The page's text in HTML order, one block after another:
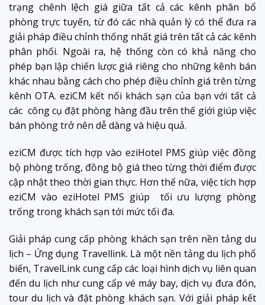
trạng chênh lệch giá giữa tất cả các kênh phân bổ
phòng trực tuyến, từ đó các nhà quản lý có thể đưa ra
giải pháp điều chỉnh thống nhất giá trên tất cả các kênh
phân phối. Ngoài ra, hệ thống còn có khả năng cho
phép bạn lập chiến lược giá riêng cho những kênh bán
khác nhau bằng cách cho phép điều chỉnh giá trên từng
kênh OTA. eziCM kết nối khách sạn của bạn với tất cả
các công cụ đặt phòng hàng đầu trên thế giới giúp việc
bán phòng trở nên dễ dàng và hiệu quả.
eziCM được tích hợp vào eziHotel PMS giúp việc đồng
bộ phòng trống, đồng bộ giá theo từng thời điểm được
cập nhật theo thời gian thực. Hơn thế nữa, việc tích hợp
eziCM vào eziHotel PMS giúp tối ưu lượng phòng
trống trong khách sạn tới mức tối đa.
Giải pháp cung cấp phòng khách sạn trên nền tảng du
lịch – Ứng dụng Travellink. Là một nền tảng du lịch phổ
biến, TravelLink cung cấp các loại hình dịch vụ liên quan
đến du lịch như cung cấp vé máy bay, dịch vụ đưa đón,
tour du lịch và đặt phòng khách sạn. Với giải pháp kết